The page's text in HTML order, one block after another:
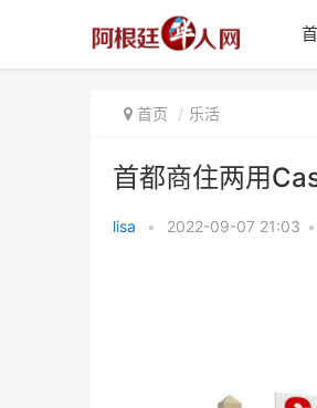
首页 乐活
首都商住两用
lisa • 2022-09-07 21:03 •